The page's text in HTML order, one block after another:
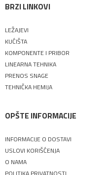
BRZI LINKOVI
LEŽAJEVI
KUĆIŠTA
KOMPONENTE I PRIBOR
LINEARNA TEHNIKA
PRENOS SNAGE
TEHNIČKA HEMIJA
OPŠTE INFORMACIJE
INFORMACIJE O DOSTAVI
USLOVI KORIŠĆENJA
O NAMA